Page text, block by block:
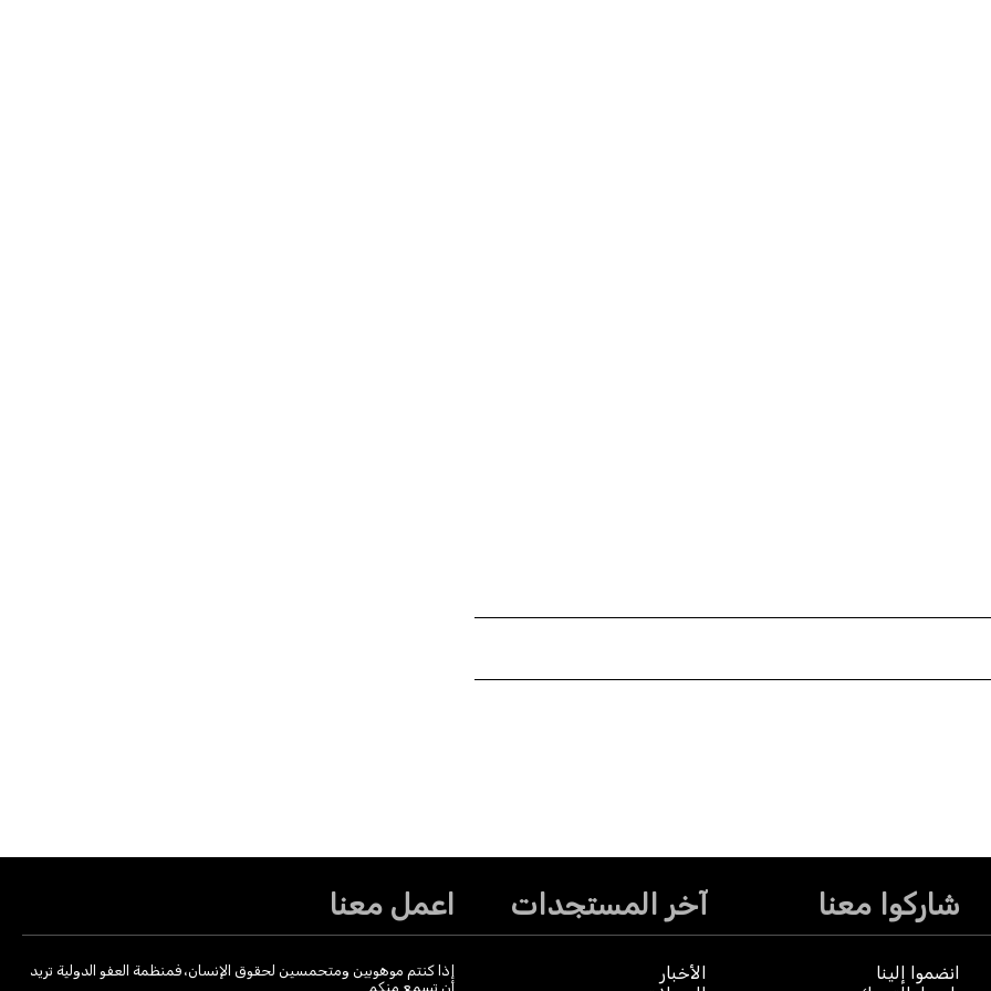
شاركوا معنا
انضموا إلينا
آخر المستجدات
الأخبار
اعمل معنا
إذا كنتم موهوبين ومتحمسين لحقوق الإنسان، فمنظمة العفو الدولية تريد
أن تسمع منكم.